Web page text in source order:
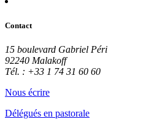
Contact
15 boulevard Gabriel Péri
92240 Malakoff
Tél. : +33 1 74 31 60 60
Nous écrire
Délégués en pastorale